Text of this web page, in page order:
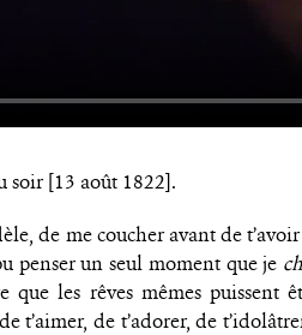
soir [13 août 1822].
de me coucher avant de
penser un seul moment que je
que les rêves mêmes puissent
t’aimer, de t’adorer, de